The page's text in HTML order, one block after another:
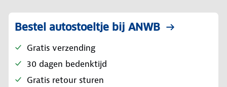
Bestel autostoeltje bij ANWB
Gratis verzending
30 dagen bedenktijd
Gratis retour sturen